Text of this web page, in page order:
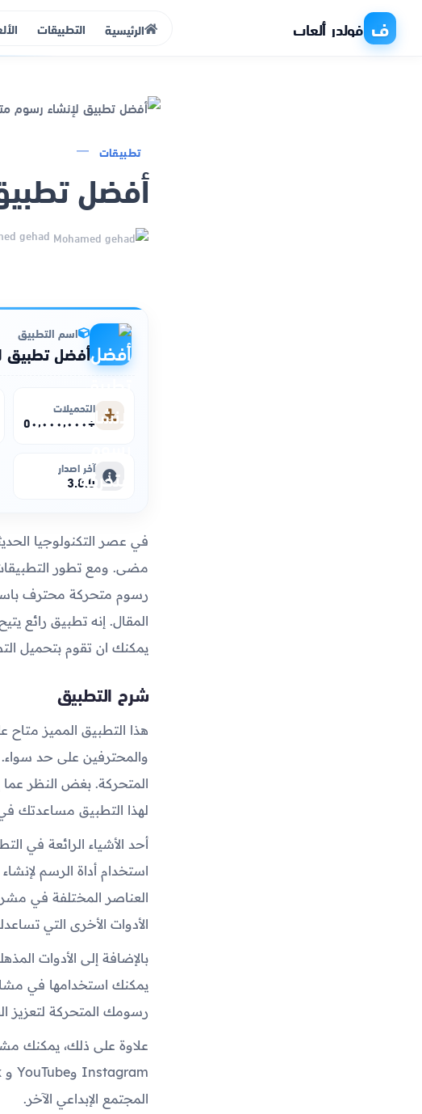
ف فولدر ألعاب الرئيسية التطبيقات
تطبيقات
أفضل
اسم التطبيق
أفضل تطبيق
التحميلات
+٥٠٬٠٠٠٬٠٠٠
آخر اصدار
3.8.0
في عصر التكنولوجيا
مضى. ومع تطور
رسوم متحركة محترف
المقال. إنه تطبيق رائع
يمكنك ان تقوم بتحميل
شرح التطبيق
والمحترفين على حد سواء.
المتحركة. بغض النظر
لهذا التطبيق مساعدتك
أحد الأشياء الرائعة في
استخدام أداة الرسم
العناصر المختلفة في
الأدوات الأخرى التي
بالإضافة إلى الأدوات
يمكنك استخدامها في
رسومك المتحركة لتعزيز
علاوة على ذلك، يمكنك
المجتمع الإبداعي الآخر.